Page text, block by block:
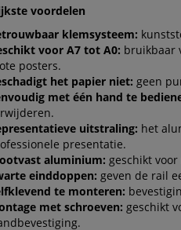
voordelen
klemsysteem:
voor A7 tot A0: bruikbaar
posters.
het papier niet: geen
met één hand te
uitstraling: het
presentatie.
aluminium: geschikt
einddoppen: geven de rail
te monteren:
met schroeven: geschikt